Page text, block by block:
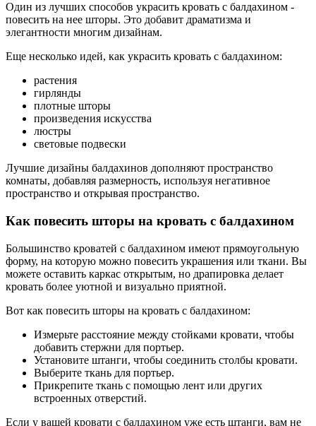
Один из лучших способов украсить кровать с балдахином -
повесить на нее шторы. Это добавит драматизма и
элегантности многим дизайнам.
Еще несколько идей, как украсить кровать с балдахином:
растения
гирлянды
плотные шторы
произведения искусства
люстры
световые подвески
Лучшие дизайны балдахинов дополняют пространство
комнаты, добавляя размерность, используя негативное
пространство и открывая пространство.
Как повесить шторы на кровать с балдахином
Большинство кроватей с балдахином имеют прямоугольную
форму, на которую можно повесить украшения или ткани. Вы
можете оставить каркас открытым, но драпировка делает
кровать более уютной и визуально приятной.
Вот как повесить шторы на кровать с балдахином:
Измерьте расстояние между стойками кровати, чтобы
добавить стержни для портьер.
Установите штанги, чтобы соединить столбы кровати.
Выберите ткань для портьер.
Прикрепите ткань с помощью лент или других
встроенных отверстий.
Если у вашей кровати с балдахином уже есть штанги, вам не